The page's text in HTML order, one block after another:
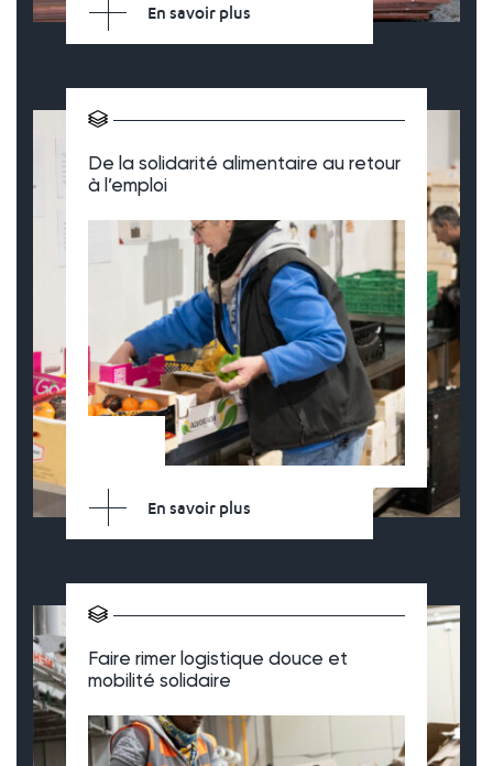
En savoir plus
De la solidarité alimentaire au retour
à l’emploi
En savoir plus
Faire rimer logistique douce et
mobilité solidaire